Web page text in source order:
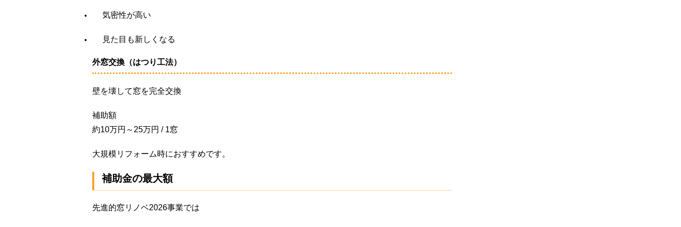
気密性が高い
見た目も新しくなる
外窓交換（はつり工法）
壁を壊して窓を完全交換
補助額
約10万円～25万円 / 1窓
大規模リフォーム時におすすめです。
補助金の最大額
先進的窓リノベ2026事業では